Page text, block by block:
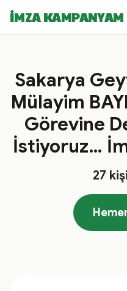
İMZA KAMPANYAM
Sakarya
Mülayim
Görevine
İstiyoruz…
27